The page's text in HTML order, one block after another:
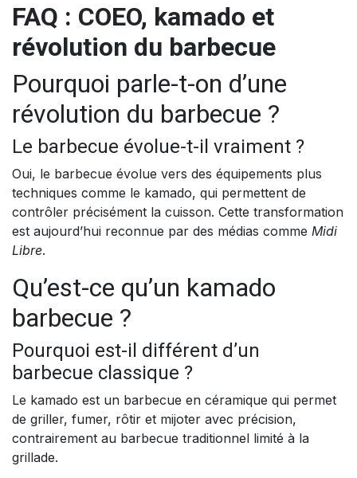
FAQ : COEO, kamado et
révolution du barbecue
Pourquoi parle-t-on d’une
révolution du barbecue ?
Le barbecue évolue-t-il vraiment ?
Oui, le barbecue évolue vers des équipements plus
techniques comme le kamado, qui permettent de
contrôler précisément la cuisson. Cette transformation
est aujourd’hui reconnue par des médias comme Midi
Libre.
Qu’est-ce qu’un kamado
barbecue ?
Pourquoi est-il différent d’un
barbecue classique ?
Le kamado est un barbecue en céramique qui permet
de griller, fumer, rôtir et mijoter avec précision,
contrairement au barbecue traditionnel limité à la
grillade.